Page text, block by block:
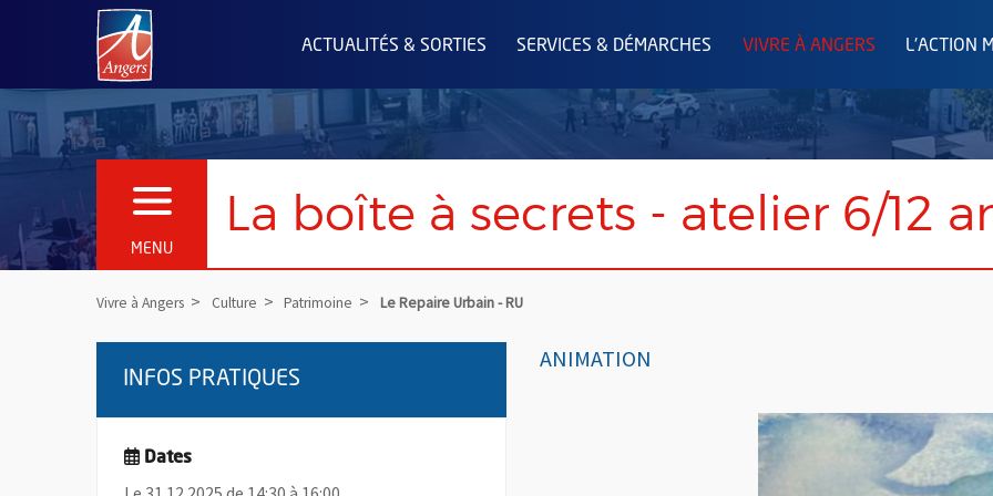
Angers.fr : Retour à l'accueil
ACTUALITÉS & SORTIES SERVICES & DÉMARCHES VIVRE À ANGERS L'ACTION
MENU
OUVRIR LE MENU La boîte à secrets - atelier 6/12
Vivre à Angers Culture Patrimoine Le Repaire Urbain - RU
ANIMATION
INFOS PRATIQUES
Dates